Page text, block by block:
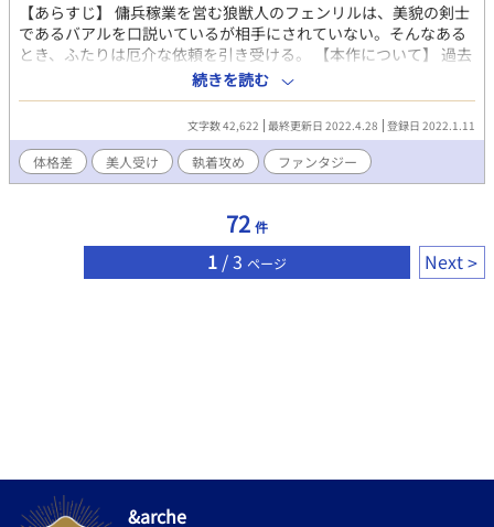
【あらすじ】 傭兵稼業を営む狼獣人のフェンリルは、美貌の剣士
であるバアルを口説いているが相手にされていない。そんなある
とき、ふたりは厄介な依頼を引き受ける。 【本作について】 過去
作品のキャラたちが登場しますが、各々別な世界線のキャラだと
思ってください。過去の作品を未読でも本編は問題ありません。
※ムーンライトノベルズでも公開中です
続きを読む
文字数 42,622 最終更新日 2022.4.28 登録日 2022.1.11
体格差 美人受け 執着攻め ファンタジー
72 件
1 / 3 ページ Next
&arche